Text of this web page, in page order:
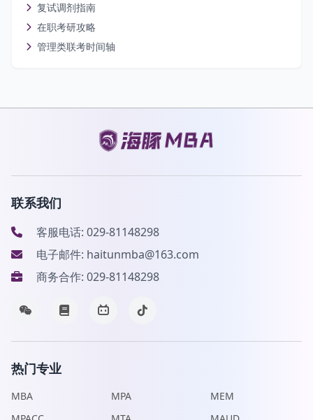
复试调剂指南
在职考研攻略
管理类联考时间轴
联系我们
客服电话: 029-81148298
电子邮件: haitunmba@163.com
商务合作: 029-81148298
热门专业
MBA MPA
MEM